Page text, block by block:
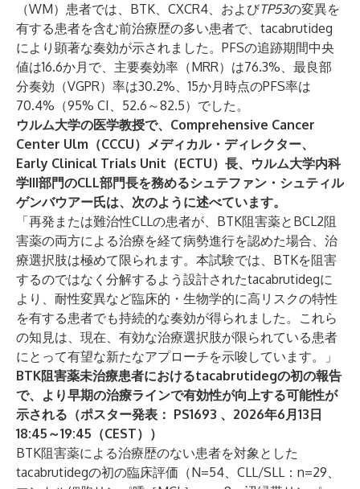
（WM）患者では、BTK、CXCR4、およびTP53の変異を
有する患者を含む前治療歴の多い患者で、tacabrutideg
により顕著な奏効が示されました。PFSの追跡期間中央
値は16.6か月で、主要奏効率（MRR）は76.3%、最良部
分奏効（VGPR）率は30.2%、15か月時点のPFS率は
70.4%（95% CI、52.6～82.5）でした。
ウルム大学の医学教授で、Comprehensive Cancer
Center Ulm（CCCU）メディカル・ディレクター、
Early Clinical Trials Unit（ECTU）長、ウルム大学内科
学III部門のCLL部門長を務めるシュテファン・シュティル
ゲンバウアー氏は、次のように述べています。
「再発または難治性CLLの患者が、BTK阻害薬とBCL2阻
害薬の両方による治療を経て病勢進行を認めた場合、治
療選択肢は極めて限られます。本試験では、BTKを阻害
するのではなく分解するよう設計されたtacabrutidegに
より、耐性変異など臨床的・生物学的に高リスクの特性
を有する患者でも持続的な奏効が得られました。これら
の知見は、現在、有効な治療選択肢が限られている患者
にとって有望な新たなアプローチを示唆しています。」
BTK阻害薬未治療患者におけるtacabrutidegの初の報告
で、より早期の治療ラインで有効性が向上する可能性が
示される（ポスター発表： PS1693 、2026年6月13日
18:45～19:45（CEST））
BTK阻害薬による治療歴のない患者を対象とした
tacabrutidegの初の臨床評価（N=54、CLL/SLL：n=29、